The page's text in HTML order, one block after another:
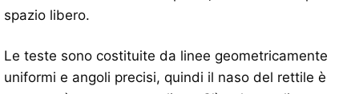
spazio libero.
Le teste sono costituite da linee geometricamente
uniformi e angoli precisi, quindi il naso del rettile è